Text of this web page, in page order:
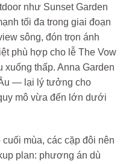
như Sunset Garden
tối đa trong giai đoạn
sông, đón trọn ánh
phù hợp cho lễ The Vow
xuống thấp. Anna Garden
— lại lý tưởng cho
mô vừa đến lớn dưới
mùa, các cặp đôi nên
plan: phương án dù